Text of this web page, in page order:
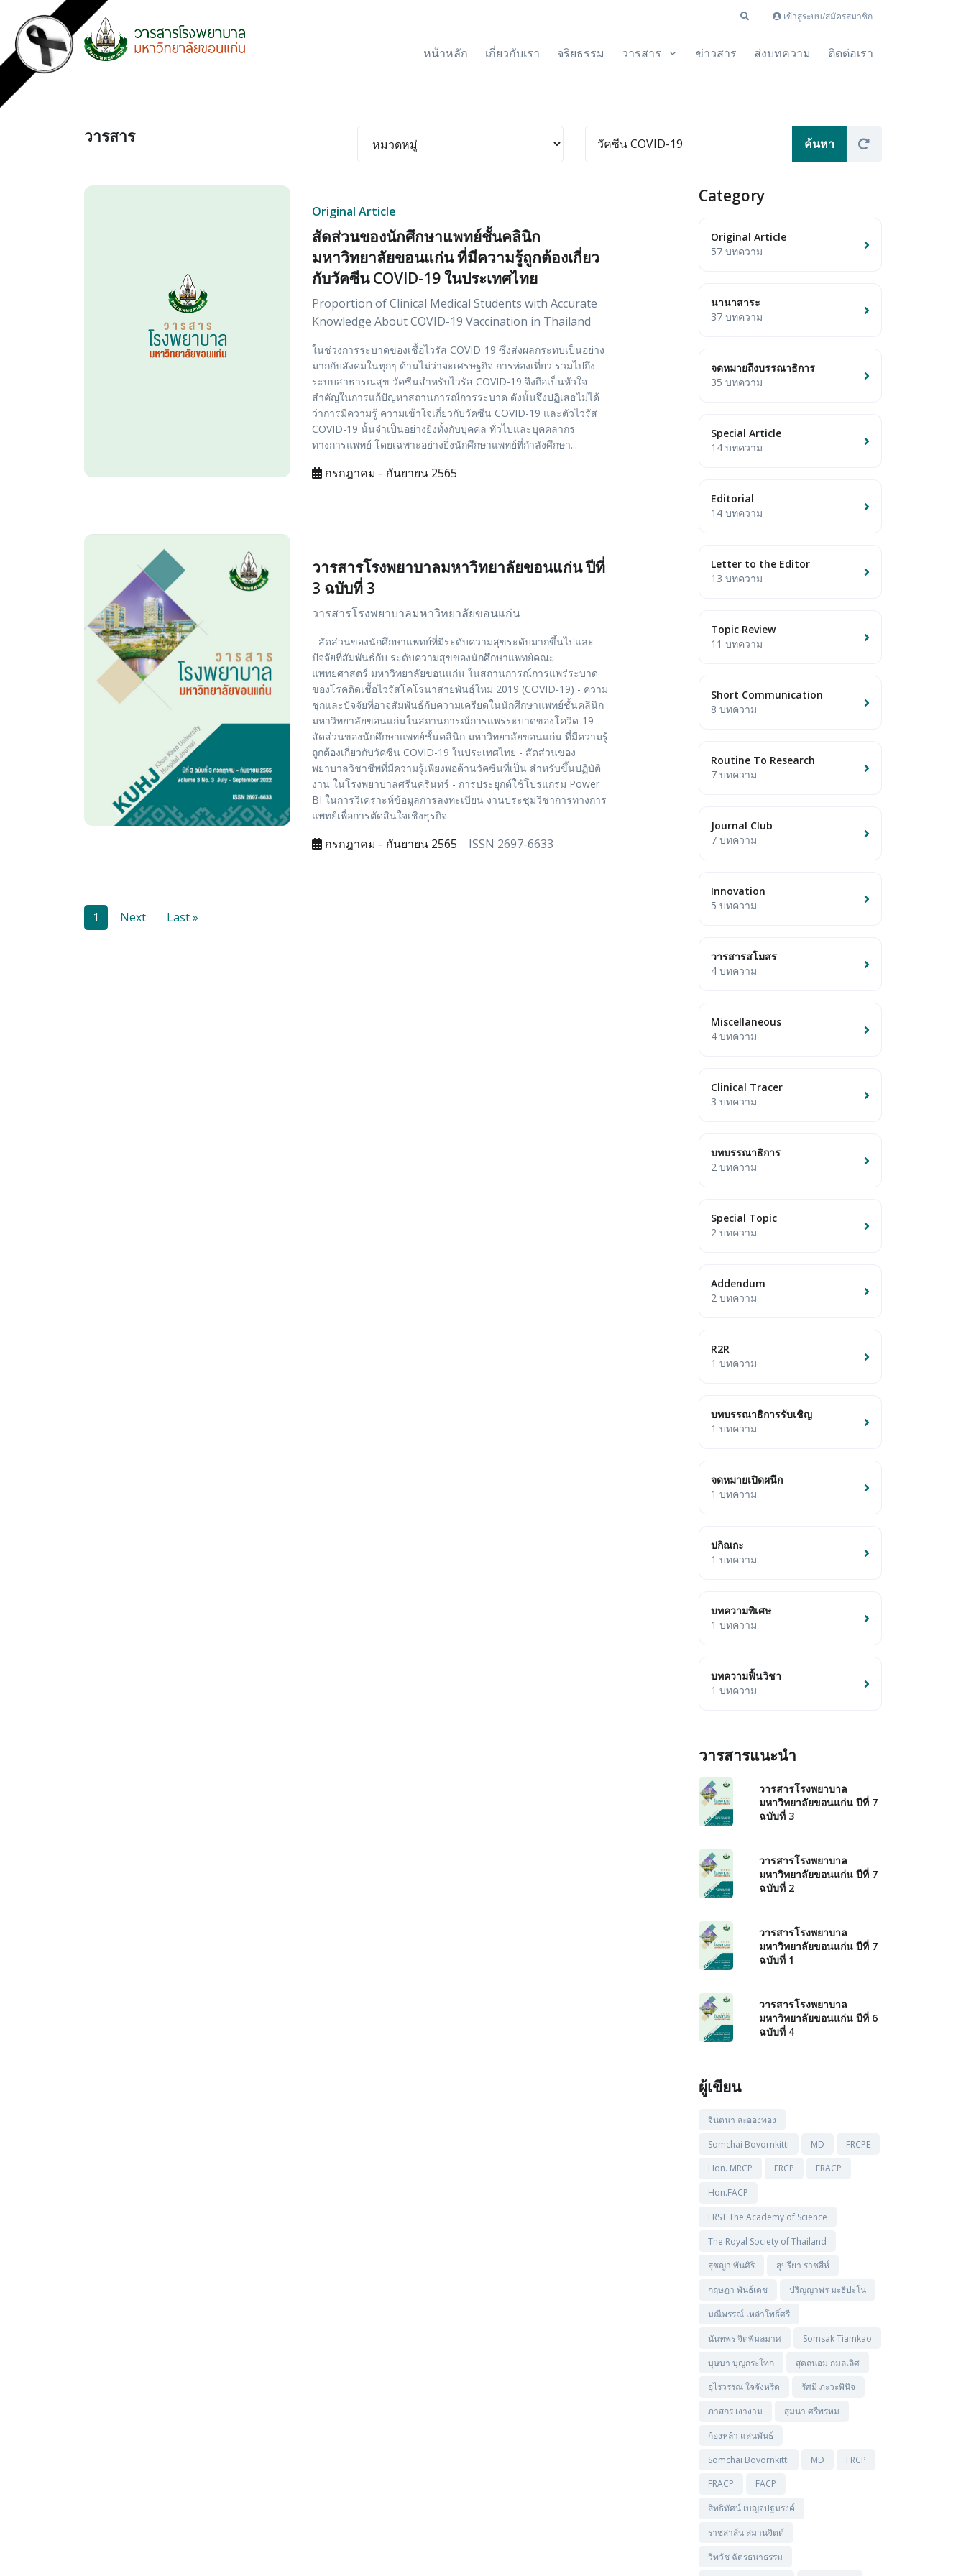
เข้าสู่ระบบ/สมัครสมาชิก
หน้าหลัก เกี่ยวกับเรา จริยธรรม วารสาร ข่าวสาร ส่งบทความ ติดต่อเรา
วารสาร
Original Article
สัดส่วนของนักศึกษาแพทย์ชั้นคลินิก
มหาวิทยาลัยขอนแก่น ที่มีความรู้ถูกต้องเกี่ยว
กับวัคซีน COVID-19 ในประเทศไทย
Proportion of Clinical Medical Students with Accurate
Knowledge About COVID-19 Vaccination in Thailand
ในช่วงการระบาดของเชื้อไวรัส COVID-19 ซึ่งส่งผลกระทบเป็นอย่าง
มากกับสังคมในทุกๆ ด้านไม่ว่าจะเศรษฐกิจ การท่องเที่ยว รวมไปถึง
ระบบสาธารณสุข วัคซีนสำหรับไวรัส COVID-19 จึงถือเป็นหัวใจ
สำคัญในการแก้ปัญหาสถานการณ์การระบาด ดังนั้นจึงปฏิเสธไม่ได้
ว่าการมีความรู้ ความเข้าใจเกี่ยวกับวัคซีน COVID-19 และตัวไวรัส
COVID-19 นั้นจำเป็นอย่างยิ่งทั้งกับบุคคล ทั่วไปและบุคคลากร
ทางการแพทย์ โดยเฉพาะอย่างยิ่งนักศึกษาแพทย์ที่กำลังศึกษา...
กรกฎาคม - กันยายน 2565
วารสารโรงพยาบาลมหาวิทยาลัยขอนแก่น ปีที่
3 ฉบับที่ 3
วารสารโรงพยาบาลมหาวิทยาลัยขอนแก่น
- สัดส่วนของนักศึกษาแพทย์ที่มีระดับความสุขระดับมากขึ้นไปและ
ปัจจัยที่สัมพันธ์กับ ระดับความสุขของนักศึกษาแพทย์คณะ
แพทยศาสตร์ มหาวิทยาลัยขอนแก่น ในสถานการณ์การแพร่ระบาด
ของโรคติดเชื้อไวรัสโคโรนาสายพันธุ์ใหม่ 2019 (COVID-19) - ความ
ชุกและปัจจัยที่อาจสัมพันธ์กับความเครียดในนักศึกษาแพทย์ชั้นคลินิก
มหาวิทยาลัยขอนแก่นในสถานการณ์การแพร่ระบาดของโควิด-19 -
สัดส่วนของนักศึกษาแพทย์ชั้นคลินิก มหาวิทยาลัยขอนแก่น ที่มีความรู้
ถูกต้องเกี่ยวกับวัคซีน COVID-19 ในประเทศไทย - สัดส่วนของ
พยาบาลวิชาชีพที่มีความรู้เพียงพอด้านวัคซีนที่เป็น สำหรับขึ้นปฏิบัติ
งาน ในโรงพยาบาลศรีนครินทร์ - การประยุกต์ใช้โปรแกรม Power
BI ในการวิเคราะห์ข้อมูลการลงทะเบียน งานประชุมวิชาการทางการ
แพทย์เพื่อการตัดสินใจเชิงธุรกิจ
กรกฎาคม - กันยายน 2565 ISSN 2697-6633
1 Next Last »
Category
Original Article
57 บทความ
นานาสาระ
37 บทความ
จดหมายถึงบรรณาธิการ
35 บทความ
Special Article
14 บทความ
Editorial
14 บทความ
Letter to the Editor
13 บทความ
Topic Review
11 บทความ
Short Communication
8 บทความ
Routine To Research
7 บทความ
Journal Club
7 บทความ
Innovation
5 บทความ
วารสารสโมสร
4 บทความ
Miscellaneous
4 บทความ
Clinical Tracer
3 บทความ
บทบรรณาธิการ
2 บทความ
Special Topic
2 บทความ
Addendum
2 บทความ
R2R
1 บทความ
บทบรรณาธิการรับเชิญ
1 บทความ
จดหมายเปิดผนึก
1 บทความ
ปกิณกะ
1 บทความ
บทความพิเศษ
1 บทความ
บทความฟื้นวิชา
1 บทความ
วารสารแนะนำ
วารสารโรงพยาบาล
มหาวิทยาลัยขอนแก่น ปีที่ 7
ฉบับที่ 3
วารสารโรงพยาบาล
มหาวิทยาลัยขอนแก่น ปีที่ 7
ฉบับที่ 2
วารสารโรงพยาบาล
มหาวิทยาลัยขอนแก่น ปีที่ 7
ฉบับที่ 1
วารสารโรงพยาบาล
มหาวิทยาลัยขอนแก่น ปีที่ 6
ฉบับที่ 4
ผู้เขียน
จินตนา ละอองทอง
Somchai Bovornkitti
MD
FRCPE
Hon. MRCP
FRCP
FRACP
Hon.FACP
FRST The Academy of Science
The Royal Society of Thailand
สุชญา พันศิริ
สุปรียา ราชสีห์
กฤษฏา พันธ์เดช
ปริญญาพร มะธิปะโน
มณีพรรณ์ เหล่าโพธิ์ศรี
นันทพร จิตพิมลมาศ
Somsak Tiamkao
บุษบา บุญกระโทก
สุดถนอม กมลเลิศ
อุไรวรรณ ใจจังหรีด
รัศมี ภะวะพินิจ
ภาสกร เงางาม
สุมนา ศรีพรหม
ก้องหล้า แสนพันธ์
Somchai Bovornkitti
MD
FRCP
FRACP
FACP
สิทธิทัศน์ เบญจปฐมรงค์
ราชสาส์น สมานจิตต์
วิทวัช ฉัตรธนาธรรม